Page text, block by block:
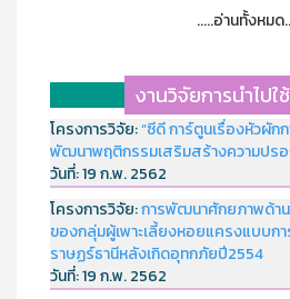
.....อ่านทั้งหมด
งานวิจัยการนำไปใ
โครงการวิจัย:“ซีดี การ์ตูนเรื่องหัวผัก
พัฒนาพฤติกรรมเสริมสร้างความปร
วันที่:19 ก.พ. 2562
โครงการวิจัย:การพัฒนาศักยภาพด้า
ของกลุ่มผู้เพาะเลี้ยงหอยแครงแบบก
ราษฏร์ธานีหลังเกิดอุทกภัยปี2554
วันที่:19 ก.พ. 2562